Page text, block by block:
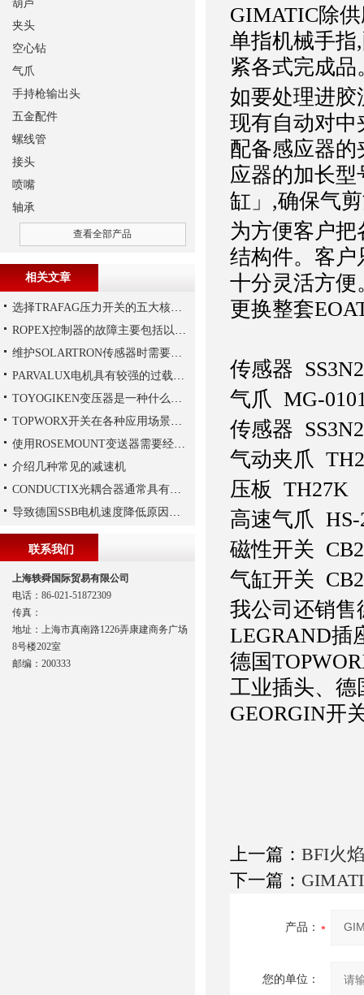
GIMATIC除
单指机械手指
紧各式完成
如要处理进胶
现有自动对中
配备感应器
应器的加长
缸」,确保气
为方便客户
结构件。客户
十分灵活方便
更换整套
传感器
气爪 MG-
传感器
气动夹爪
压板 TH27K
高速气爪 HS-
磁性开关
气缸开关
我公司还销售
LEGRAND插
德国
工业插头、德
GEORGIN开
上一篇： BFI火
下一篇：
产品：
您的单位：
葫芦
夹头
空心钻
气爪
手持枪输出头
五金配件
螺线管
接头
喷嘴
轴承
查看全部产品
相关文章
选择TRAFAG压力开关的五大核心理由
ROPEX控制器的故障主要包括以下几种情况
维护SOLARTRON传感器时需要注意以下技巧
PARVALUX电机具有较强的过载能力
TOYOGIKEN变压器是一种什么设备
TOPWORX开关在各种应用场景中的功能
使用ROSEMOUNT变送器需要经过以下步骤
介绍几种常见的减速机
CONDUCTIX光耦合器通常具有多种封装形式
导致德国SSB电机速度降低原因有哪些?
联系我们
上海轶舜国际贸易有限公司
电话：86-021-51872309
传真：
地址：上海市真南路1226弄康建商务广场
8号楼202室
邮编：200333